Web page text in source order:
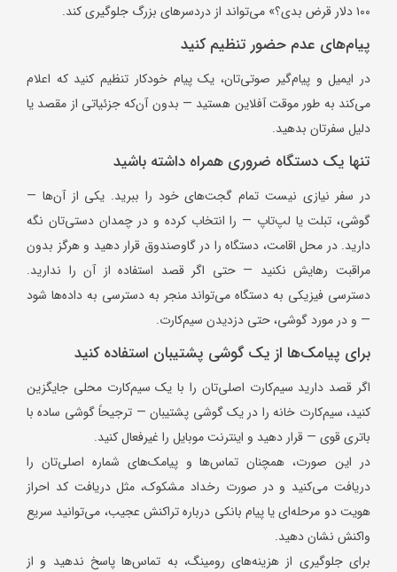
۱۰۰ دلار قرض بدی؟» می‌تواند از دردسرهای بزرگ جلوگیری کند.
پیام‌های عدم حضور تنظیم کنید
در ایمیل و پیام‌گیر صوتی‌تان، یک پیام خودکار تنظیم کنید که اعلام
می‌کند به طور موقت آفلاین هستید — بدون آن‌که جزئیاتی از مقصد یا
دلیل سفرتان بدهید.
تنها یک دستگاه ضروری همراه داشته باشید
در سفر نیازی نیست تمام گجت‌های خود را ببرید. یکی از آن‌ها —
گوشی، تبلت یا لپ‌تاپ — را انتخاب کرده و در چمدان دستی‌تان نگه
دارید. در محل اقامت، دستگاه را در گاوصندوق قرار دهید و هرگز بدون
مراقبت رهایش نکنید — حتی اگر قصد استفاده از آن را ندارید.
دسترسی فیزیکی به دستگاه می‌تواند منجر به دسترسی به داده‌ها شود
— و در مورد گوشی، حتی دزدیدن سیم‌کارت.
برای پیامک‌ها از یک گوشی پشتیبان استفاده کنید
اگر قصد دارید سیم‌کارت اصلی‌تان را با یک سیم‌کارت محلی جایگزین
کنید، سیم‌کارت خانه را در یک گوشی پشتیبان — ترجیحاً گوشی ساده با
باتری قوی — قرار دهید و اینترنت موبایل را غیرفعال کنید.
در این صورت، همچنان تماس‌ها و پیامک‌های شماره اصلی‌تان را
دریافت می‌کنید و در صورت رخداد مشکوک، مثل دریافت کد احراز
هویت دو مرحله‌ای یا پیام بانکی درباره تراکنش عجیب، می‌توانید سریع
واکنش نشان دهید.
برای جلوگیری از هزینه‌های رومینگ، به تماس‌ها پاسخ ندهید و از